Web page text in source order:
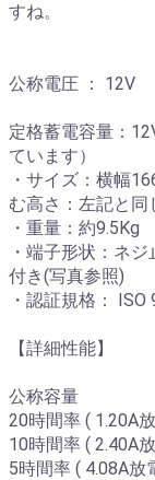
すね。
公称電圧 ： 12V
定格蓄電容量：
ています）
・サイズ：横幅
む高さ：左記と同
・重量：約9.5Kg
・端子形状：ネ
付き(写真参照)
・認証規格： ISO
【詳細性能】
公称容量
20時間率 ( 1.20A
10時間率 ( 2.40A
5時間率 ( 4.08A放